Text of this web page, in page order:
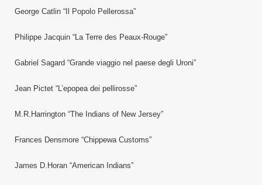
George Catlin “Il Popolo Pellerossa”
Philippe Jacquin “La Terre des Peaux-Rouge”
Gabriel Sagard “Grande viaggio nel paese degli Uroni”
Jean Pictet “L’epopea dei pellirosse”
M.R.Harrington “The Indians of New Jersey”
Frances Densmore “Chippewa Customs”
James D.Horan “American Indians”